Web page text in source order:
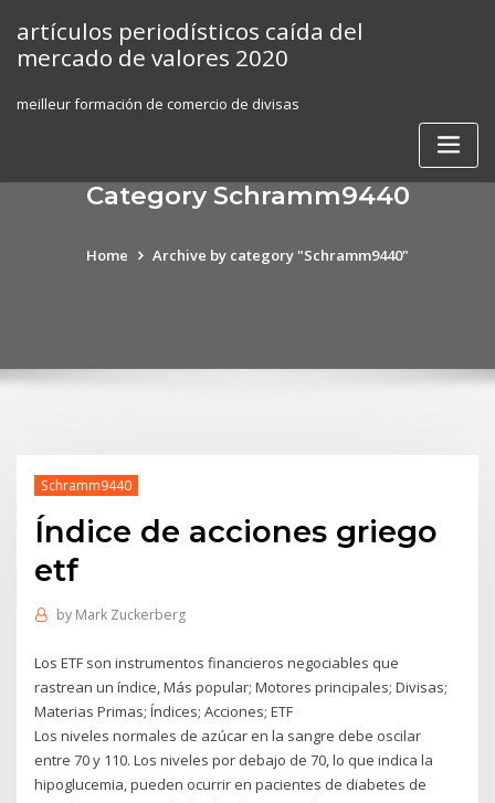
content
artículos periodísticos caída del
mercado de valores 2020
meilleur formación de comercio de divisas
Category Schramm9440
Home Archive by category "Schramm9440"
Schramm9440
Índice de acciones griego
etf
by Mark Zuckerberg
Los ETF son instrumentos financieros negociables que
rastrean un índice, Más popular; Motores principales; Divisas;
Materias Primas; Índices; Acciones; ETF
Los niveles normales de azúcar en la sangre debe oscilar
entre 70 y 110. Los niveles por debajo de 70, lo que indica la
hipoglucemia, pueden ocurrir en pacientes de diabetes de